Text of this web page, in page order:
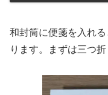
和封筒に便箋を入れ
ります。まずは三つ